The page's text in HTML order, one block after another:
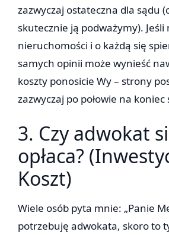
zazwyczaj ostateczna dla sądu
skutecznie ją podważymy). Jeśli
nieruchomości i o każdą się
samych opinii może wynieść
koszty ponosicie Wy – strony
zazwyczaj po połowie na koniec
3. Czy adwokat
opłaca?
Koszt)
Wiele osób pyta mnie: „Panie
potrzebuję adwokata, skoro to